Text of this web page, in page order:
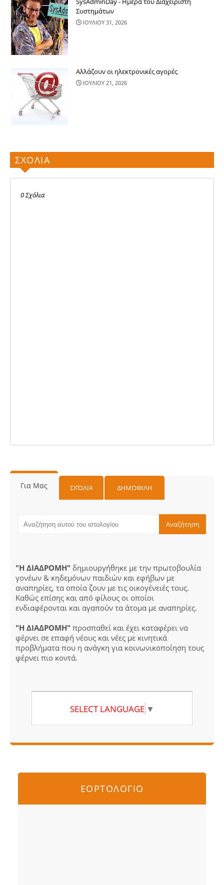
Συστημάτων
ΙΟΥΛΙΟΥ 31, 2026
Αλλάζουν οι ηλεκτρονικές αγορές
ΙΟΥΛΙΟΥ 21, 2026
ΣΧΟΛΙΑ
0 Σχόλια
Για Μας ΣΧΌΛΙΑ ΔΗΜΟΦΙΛΗ
"Η ΔΙΑΔΡΟΜΗ" δημιουργήθηκε με την πρωτοβουλία
γονέων & κηδεμόνων παιδιών και εφήβων με
αναπηρίες, τα οποία ζουν με τις οικογένειές τους.
Καθώς επίσης και από φίλους οι οποίοι
ενδιαφέρονται και αγαπούν τα άτομα με αναπηρίες.
"Η ΔΙΑΔΡΟΜΗ" προσπαθεί και έχει καταφέρει να
φέρνει σε επαφή νέους και νέες με κινητικά
προβλήματα που η ανάγκη για κοινωνικοποίηση τους
φέρνει πιο κοντά.
SELECT LANGUAGE ▼
ΕΟΡΤΟΛΟΓΙΟ